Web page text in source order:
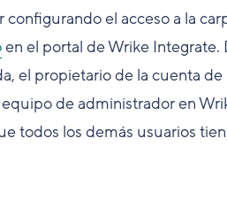
configurando el acceso a la
en el portal de Wrike Integrate.
el propietario de la cuenta de
de administrador en
todos los demás usuarios